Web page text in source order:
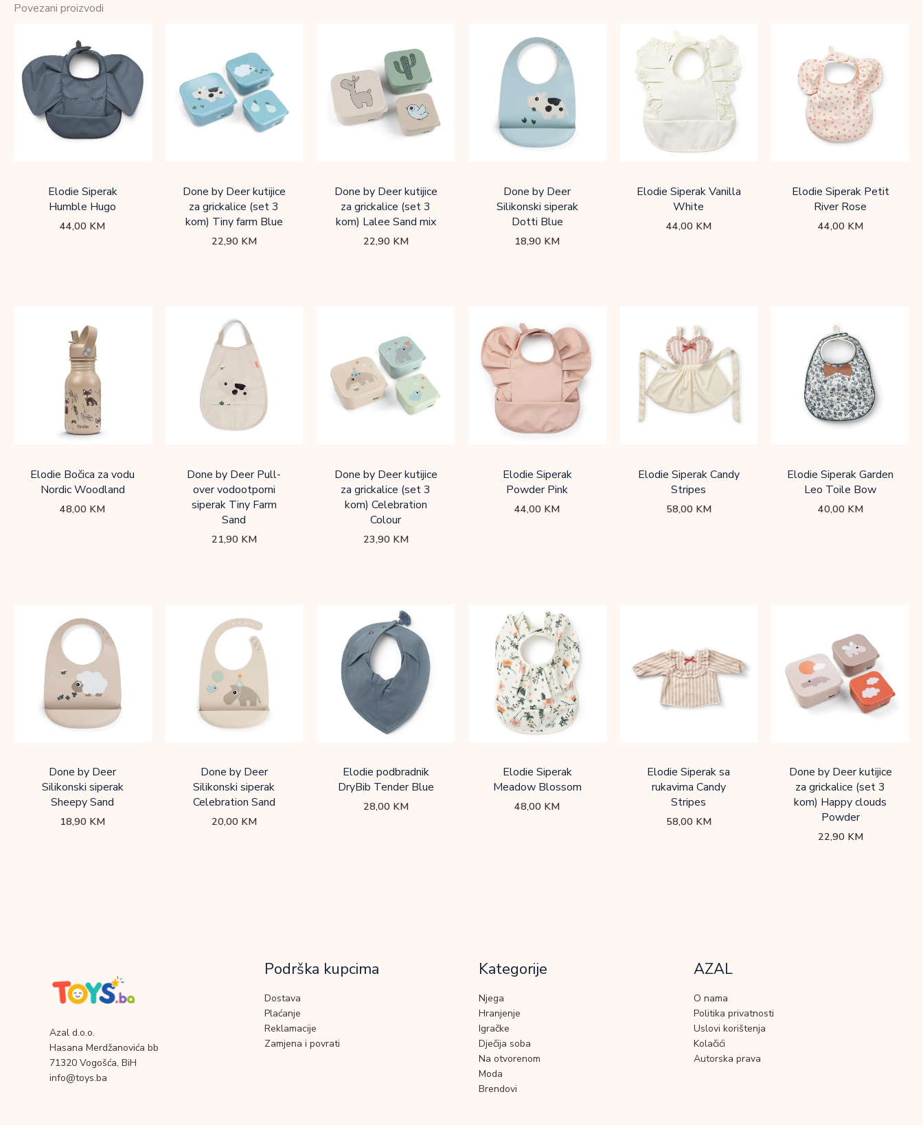
Povezani proizvodi
Elodie Siperak
Humble Hugo
44,00 KM
Done by Deer kutijice
za grickalice (set 3
kom) Tiny farm Blue
22,90 KM
Done by Deer kutijice
za grickalice (set 3
kom) Lalee Sand mix
22,90 KM
Done by Deer
Silikonski siperak
Dotti Blue
18,90 KM
Elodie Siperak Vanilla
White
44,00 KM
Elodie Siperak Petit
River Rose
44,00 KM
Elodie Bočica za vodu
Nordic Woodland
48,00 KM
Done by Deer Pull-
over vodootporni
siperak Tiny Farm
Sand
21,90 KM
Done by Deer kutijice
za grickalice (set 3
kom) Celebration
Colour
23,90 KM
Elodie Siperak
Powder Pink
44,00 KM
Elodie Siperak Candy
Stripes
58,00 KM
Elodie Siperak Garden
Leo Toile Bow
40,00 KM
Done by Deer
Silikonski siperak
Sheepy Sand
18,90 KM
Done by Deer
Silikonski siperak
Celebration Sand
20,00 KM
Elodie podbradnik
DryBib Tender Blue
28,00 KM
Elodie Siperak
Meadow Blossom
48,00 KM
Elodie Siperak sa
rukavima Candy
Stripes
58,00 KM
Done by Deer kutijice
za grickalice (set 3
kom) Happy clouds
Powder
22,90 KM
Azal d.o.o.
Hasana Merdžanovića bb
71320 Vogošća, BiH
info@toys.ba
Podrška kupcima
Dostava
Plaćanje
Reklamacije
Zamjena i povrati
Kategorije
Njega
Hranjenje
Igračke
Dječija soba
Na otvorenom
Moda
Brendovi
AZAL
O nama
Politika privatnosti
Uslovi korištenja
Kolačići
Autorska prava